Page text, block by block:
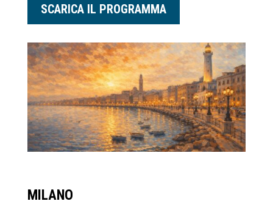
SCARICA IL PROGRAMMA
MILANO